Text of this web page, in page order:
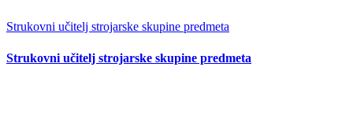
Strukovni učitelj strojarske skupine predmeta
Strukovni učitelj strojarske skupine predmeta